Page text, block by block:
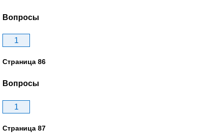
Вопросы
1
Страница 86
Вопросы
1
Страница 87